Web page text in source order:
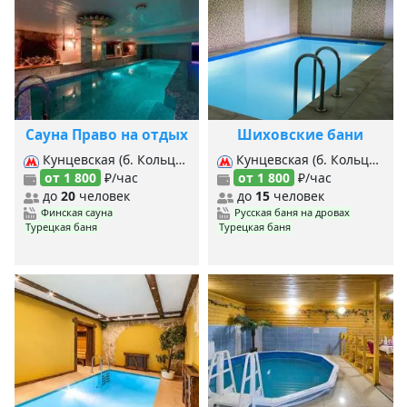
Сауна Право на отдых
Кунцевская (б. Кольцевая), Кунцевская (Арб.-Покровская), Кунцевская (Филевская), Юго-Западная, Славянский бульвар,
от 1 800 ₽/час
до 20 человек
Финская сауна
Турецкая баня
Шиховские бани
Кунцевская (б. Кольцевая), Кунцевская (Арб.-Покровская), Кунцевская (Филевская), Крылатское,
от 1 800 ₽/час
до 15человек
Русская баня на дровах
Турецкая баня